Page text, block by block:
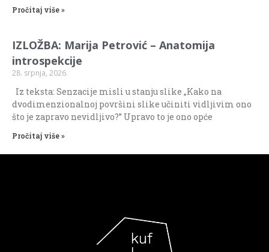
Pročitaj više »
IZLOŽBA: Marija Petrović – Anatomija
introspekcije
28. srpnja, 2026.
Iz teksta: Senzacije misli u stanju slike „Kako na
dvodimenzionalnoj površini slike učiniti vidljivim ono
što je zapravo nevidljivo?” Upravo to je ono opće
Pročitaj više »